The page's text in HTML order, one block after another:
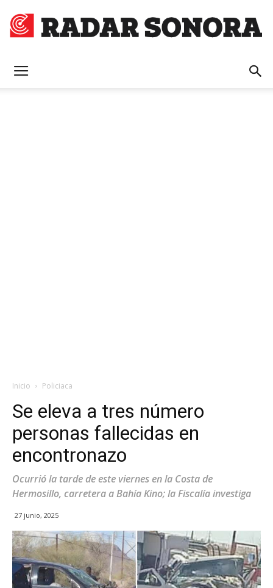
Inicio Policiaca
Se eleva a tres número
personas fallecidas en
encontronazo
Ocurrió la tarde de este viernes en la Costa de
Hermosillo, carretera a Bahía Kino; la Fiscalía investiga
27 junio, 2025